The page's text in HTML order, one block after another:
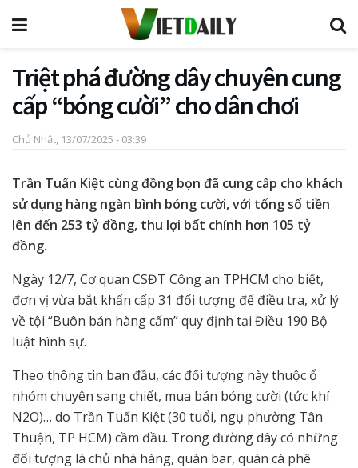
Triệt phá đường dây chuyên cung
cấp “bóng cười” cho dân chơi
Chủ Nhật, 13/07/2025 - 03:39
Trần Tuấn Kiệt cùng đồng bọn đã cung cấp cho khách
sử dụng hàng ngàn bình bóng cười, với tổng số tiền
lên đến 253 tỷ đồng, thu lợi bất chính hơn 105 tỷ
đồng.
Ngày 12/7, Cơ quan CSĐT Công an TPHCM cho biết,
đơn vị vừa bắt khẩn cấp 31 đối tượng để điều tra, xử lý
về tội “Buôn bán hàng cấm” quy định tại Điều 190 Bộ
luật hình sự.
Theo thông tin ban đầu, các đối tượng này thuộc ổ
nhóm chuyên sang chiết, mua bán bóng cười (tức khí
N2O)… do Trần Tuấn Kiệt (30 tuổi, ngụ phường Tân
Thuận, TP HCM) cầm đầu. Trong đường dây có những
đối tượng là chủ nhà hàng, quán bar, quán cà phê